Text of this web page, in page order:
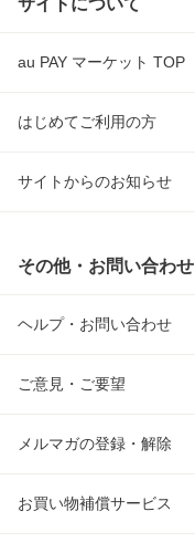
サイトについて
au PAY マーケット TOP
はじめてご利用の方
サイトからのお知らせ
その他・お問い合わせ
ヘルプ・お問い合わせ
ご意見・ご要望
メルマガの登録・解除
お買い物補償サービス